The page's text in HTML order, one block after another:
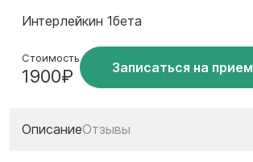
Интерлейкин 1бета
Стоимость
1900₽ Записаться на прием
ОписаниеОтзывы